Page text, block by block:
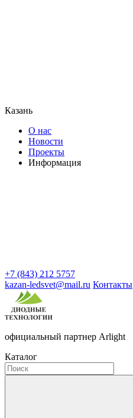
Казань
О нас
Новости
Проекты
Информация
+7 (843) 212 5757
kazan-ledsvet@mail.ru Контакты
официальный партнер Arlight
Каталог